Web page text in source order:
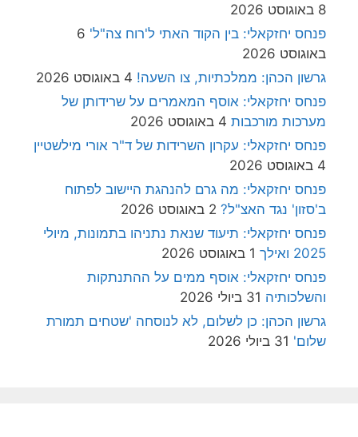
8 באוגוסט 2026
פנחס יחזקאלי: בין הקוד האתי ל'רוח צה"ל' 6
באוגוסט 2026
גרשון הכהן: ממלכתיות, צו השעה! 4 באוגוסט 2026
פנחס יחזקאלי: אוסף המאמרים על שרידותן של
מערכות מורכבות 4 באוגוסט 2026
פנחס יחזקאלי: עקרון השרידות של ד"ר אורי מילשטיין
4 באוגוסט 2026
פנחס יחזקאלי: מה גרם להנהגת היישוב לפתוח
ב'סזון' נגד האצ"ל? 2 באוגוסט 2026
פנחס יחזקאלי: תיעוד שנאת נתניהו בתמונות, מיולי
2025 ואילך
1 באוגוסט 2026
פנחס יחזקאלי: אוסף ממים על ההתנתקות
והשלכותיה 31 ביולי 2026
גרשון הכהן: כן לשלום, לא לנוסחה 'שטחים תמורת
שלום' 31 ביולי 2026